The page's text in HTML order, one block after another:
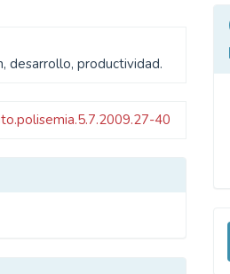
desarrollo, productividad.
40